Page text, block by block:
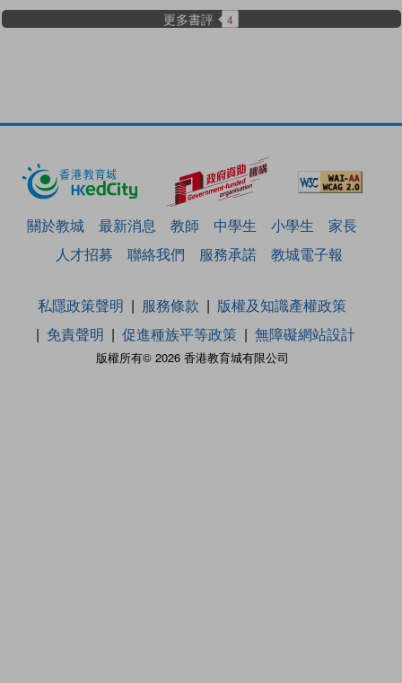
更多書評 4
關於教城 最新消息 教師 中學生 小學生
家長
人才招募
聯絡我們 服務承諾 教城電子報
版權所有© 2026 香港教育城有限公司
私隱政策聲明 服務條款
版權及知識產權政策
免責聲明
促進種族平等政策 無障礙網站設計